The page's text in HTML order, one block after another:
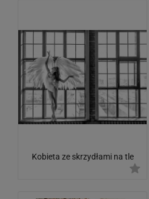
Kobieta ze skrzydłami na tle